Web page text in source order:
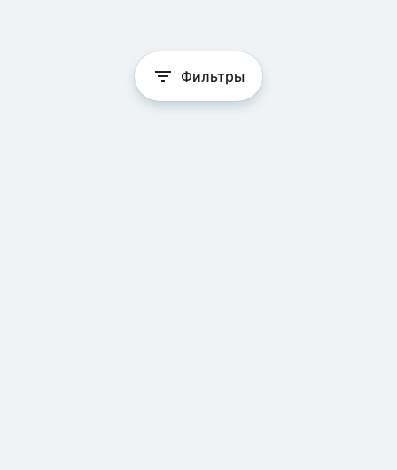
Фильтры